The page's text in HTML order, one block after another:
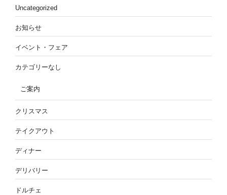
Uncategorized
お知らせ
イベント・フェア
カテゴリーなし
ご案内
クリスマス
テイクアウト
ディナー
デリバリー
ドルチェ